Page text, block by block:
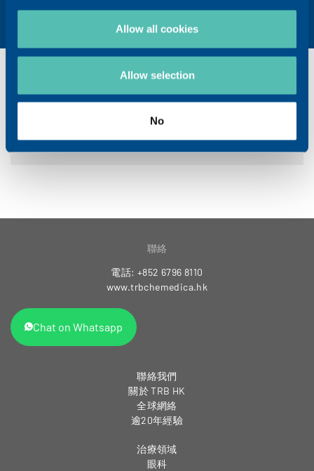
Allow all cookies
Allow selection
No
了解更多資訊
眼科常見問題
參考
聯絡
電話: +852 6796 8110
www.trbchemedica.hk
Chat on Whatsapp
聯絡我們
關於 TRB HK
全球網絡
逾20年經驗
治療領域
眼科